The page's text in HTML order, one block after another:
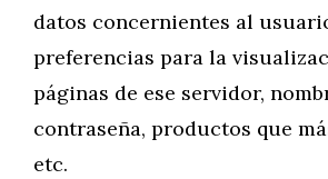
datos concernientes al
preferencias para la
páginas de ese servidor,
contraseña, productos que
etc.